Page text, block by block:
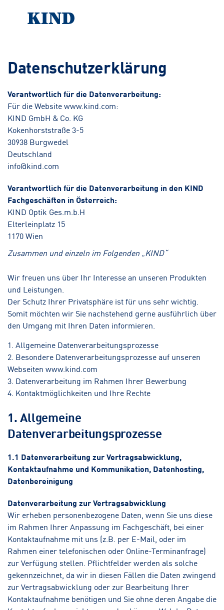
Datenschutzerklärung
Verantwortlich für die Datenverarbeitung:
Für die Website www.kind.com:
KIND GmbH & Co. KG
Kokenhorststraße 3-5
30938 Burgwedel
Deutschland
info@kind.com
Verantwortlich für die Datenverarbeitung in den KIND
Fachgeschäften in Österreich:
KIND Optik Ges.m.b.H
Elterleinplatz 15
1170 Wien
Zusammen und einzeln im Folgenden „KIND“
Wir freuen uns über Ihr Interesse an unseren Produkten
und Leistungen.
Der Schutz Ihrer Privatsphäre ist für uns sehr wichtig.
Somit möchten wir Sie nachstehend gerne ausführlich über
den Umgang mit Ihren Daten informieren.
1. Allgemeine Datenverarbeitungsprozesse
2. Besondere Datenverarbeitungsprozesse auf unseren
Webseiten www.kind.com
3. Datenverarbeitung im Rahmen Ihrer Bewerbung
4. Kontaktmöglichkeiten und Ihre Rechte
1. Allgemeine
Datenverarbeitungsprozesse
1.1 Datenverarbeitung zur Vertragsabwicklung,
Kontaktaufnahme und Kommunikation, Datenhosting,
Datenbereinigung
Datenverarbeitung zur Vertragsabwicklung
Wir erheben personenbezogene Daten, wenn Sie uns diese
im Rahmen Ihrer Anpassung im Fachgeschäft, bei einer
Kontaktaufnahme mit uns (z.B. per E-Mail, oder im
Rahmen einer telefonischen oder Online-Terminanfrage)
zur Verfügung stellen. Pflichtfelder werden als solche
gekennzeichnet, da wir in diesen Fällen die Daten zwingend
zur Vertragsabwicklung oder zur Bearbeitung Ihrer
Kontaktaufnahme benötigen und Sie ohne deren Angabe die